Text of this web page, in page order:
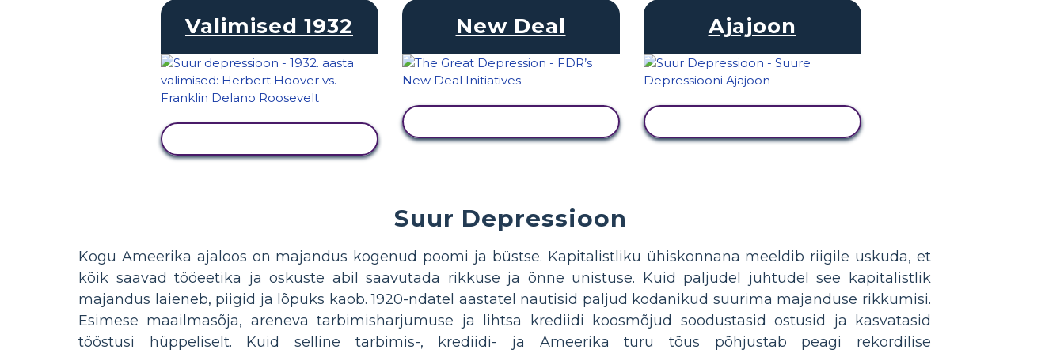
Valimised 1932 New Deal Ajajoon
Suur Depressioon
Kogu Ameerika ajaloos on majandus kogenud poomi ja büstse. Kapitalistliku ühiskonnana meeldib riigile uskuda, et
kõik saavad tööeetika ja oskuste abil saavutada rikkuse ja õnne unistuse. Kuid paljudel juhtudel see kapitalistlik
majandus laieneb, piigid ja lõpuks kaob. 1920-ndatel aastatel nautisid paljud kodanikud suurima majanduse rikkumisi.
Esimese maailmasõja, areneva tarbimisharjumuse ja lihtsa krediidi koosmõjud soodustasid ostusid ja kasvatasid
tööstusi hüppeliselt. Kuid selline tarbimis-, krediidi- ja Ameerika turu tõus põhjustab peagi rekordilise